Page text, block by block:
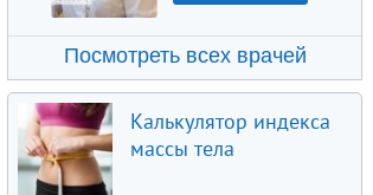
Посмотреть всех врачей
Калькулятор индекса
массы тела